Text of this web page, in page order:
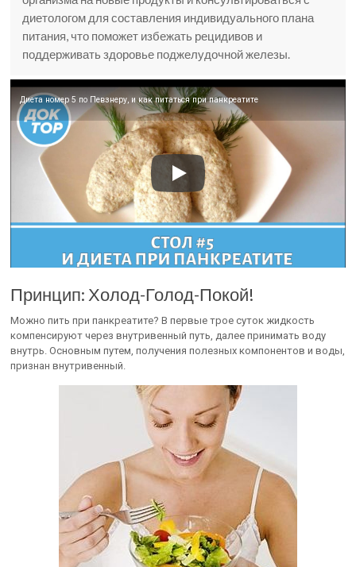
диетологом для составления индивидуального плана
питания, что поможет избежать рецидивов и
поддерживать здоровье поджелудочной железы.
Диета номер 5 по Певзнеру, и как питаться при панкреатите
Принцип: Холод-Голод-Покой!
Можно пить при панкреатите? В первые трое суток жидкость
компенсируют через внутривенный путь, далее принимать воду
внутрь. Основным путем, получения полезных компонентов и воды,
признан внутривенный.